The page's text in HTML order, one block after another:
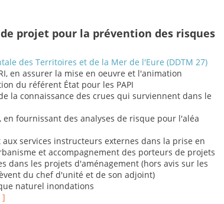
projet pour la prévention des risques
des Territoires et de la Mer de l'Eure (DDTM 27)
en assurer la mise en oeuvre et l'animation
du référent État pour les PAPI
la connaissance des crues qui surviennent dans le
fournissant des analyses de risque pour l'aléa
services instructeurs externes dans la prise en
et accompagnement des porteurs de projets
dans les projets d'aménagement (hors avis sur les
du chef d'unité et de son adjoint)
naturel inondations
]